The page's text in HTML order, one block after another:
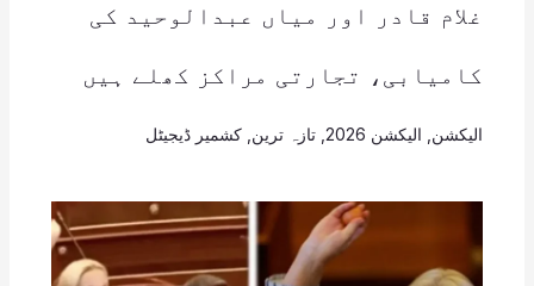
غلام قادر اور میاں عبدالوحید کی
کامیابی، تجارتی مراکز کھلے ہیں
الیکشن الیکشن 2026 , تازہ ترین کشمیر ڈیجیٹل